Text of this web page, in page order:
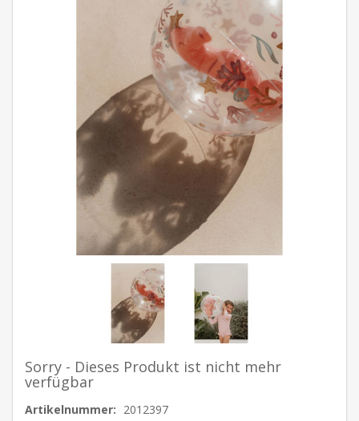
Sorry - Dieses Produkt ist nicht mehr
verfügbar
Artikelnummer: 2012397